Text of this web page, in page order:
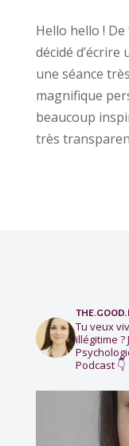
Hello hello !
décidé d’écrire
une séance
magnifique
beaucoup
très
Tu veux
illégitime ?
Podcast 👇